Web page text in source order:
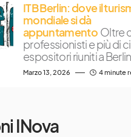
ITB Berlin: dove il
mondiale si dà
appuntamento Oltre
professionisti e più di
espositori riuniti a
Marzo 13, 2026 4 minute
INova